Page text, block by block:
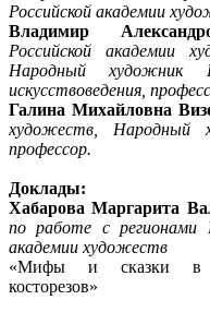
Российской академии
Владимир
Российской академии
Народный художник
искусствоведения,
Галина Михайловна
художеств, Народный
профессор.
Доклады:
Хабарова Маргарита
по работе с регионами
академии художеств
«Мифы и сказки в
косторезов»